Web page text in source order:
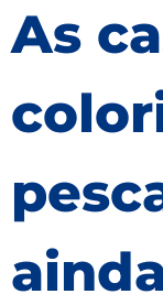
As